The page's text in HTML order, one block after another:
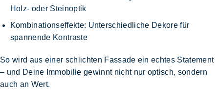
Holz- oder Steinoptik
Kombinationseffekte: Unterschiedliche Dekore für
spannende Kontraste
So wird aus einer schlichten Fassade ein echtes Statement
– und Deine Immobilie gewinnt nicht nur optisch, sondern
auch an Wert.